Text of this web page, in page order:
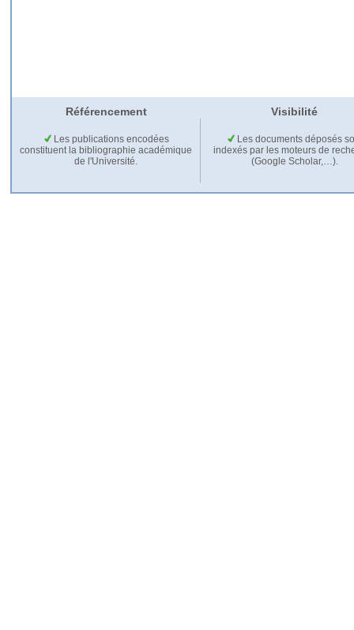
Référencement Visibilité
Les publications encodées
constituent la bibliographie académique
de l'Université.
Les documents déposés
indexés par les moteurs de
(Google Scholar,…).